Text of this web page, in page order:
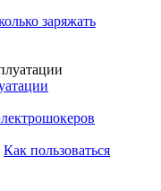
заряжать
Как пользоваться